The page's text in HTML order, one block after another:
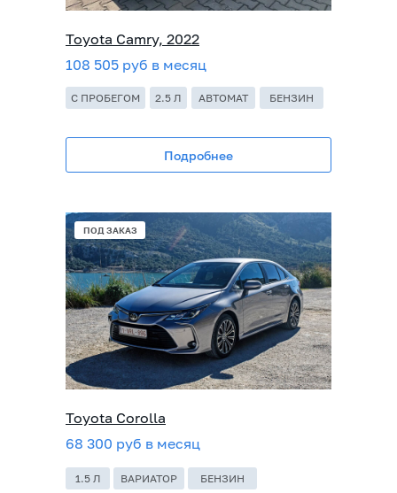
Toyota Camry, 2022
108 505 руб в месяц
2.5 Л
Подробнее
АВТОМАТ БЕНЗИН
Toyota Corolla
68 300 руб в месяц
ПОД ЗАКАЗ
1.5 Л ВАРИАТОР БЕНЗИН
С ПРОБЕГОМ